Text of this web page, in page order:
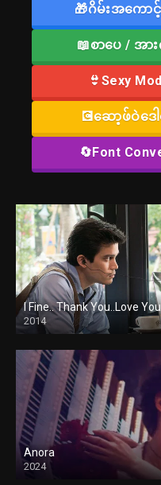
🎁ဂိမ်းအကော
📖စာပေ / အာ
👙Sexy
💽ဆော့ဖ်ဝဲဒေ
🔄Font
I Fine.. Thank You..Love You
2014
Anora
2024